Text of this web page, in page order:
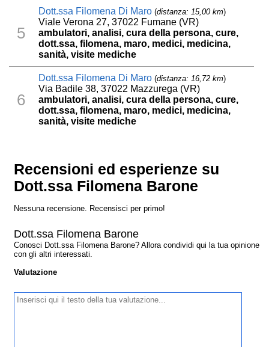
5
Dott.ssa Filomena Di Maro (distanza: 15,00 km)
Viale Verona 27, 37022 Fumane (VR)
ambulatori, analisi, cura della persona, cure,
dott.ssa, filomena, maro, medici, medicina,
sanità, visite mediche
6
Dott.ssa Filomena Di Maro (distanza: 16,72 km)
Via Badile 38, 37022 Mazzurega (VR)
ambulatori, analisi, cura della persona, cure,
dott.ssa, filomena, maro, medici, medicina,
sanità, visite mediche
Recensioni ed esperienze su
Dott.ssa Filomena Barone
Nessuna recensione. Recensisci per primo!
Dott.ssa Filomena Barone
Conosci Dott.ssa Filomena Barone? Allora condividi qui la tua opinione
con gli altri interessati.
Valutazione